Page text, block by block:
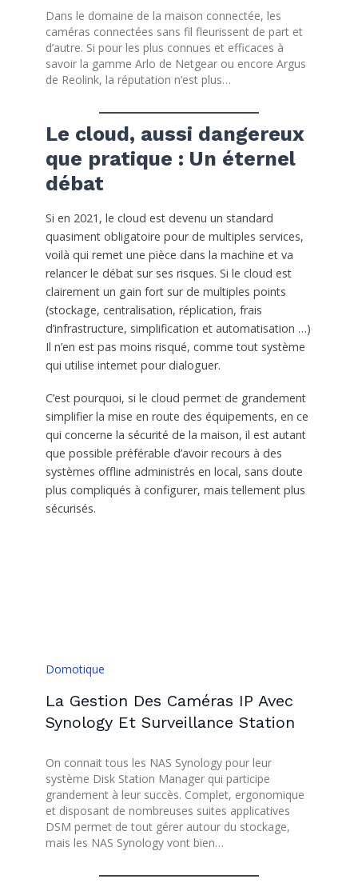
Dans le domaine de la maison connectée, les
caméras connectées sans fil fleurissent de part et
d’autre. Si pour les plus connues et efficaces à
savoir la gamme Arlo de Netgear ou encore Argus
de Reolink, la réputation n’est plus…
Le cloud, aussi dangereux
que pratique : Un éternel
débat
Si en 2021, le cloud est devenu un standard
quasiment obligatoire pour de multiples services,
voilà qui remet une pièce dans la machine et va
relancer le débat sur ses risques. Si le cloud est
clairement un gain fort sur de multiples points
(stockage, centralisation, réplication, frais
d’infrastructure, simplification et automatisation …)
Il n’en est pas moins risqué, comme tout système
qui utilise internet pour dialoguer.
C’est pourquoi, si le cloud permet de grandement
simplifier la mise en route des équipements, en ce
qui concerne la sécurité de la maison, il est autant
que possible préférable d’avoir recours à des
systèmes offline administrés en local, sans doute
plus compliqués à configurer, mais tellement plus
sécurisés.
Domotique
La Gestion Des Caméras IP Avec
Synology Et Surveillance Station
On connait tous les NAS Synology pour leur
système Disk Station Manager qui participe
grandement à leur succès. Complet, ergonomique
et disposant de nombreuses suites applicatives
DSM permet de tout gérer autour du stockage,
mais les NAS Synology vont bien…